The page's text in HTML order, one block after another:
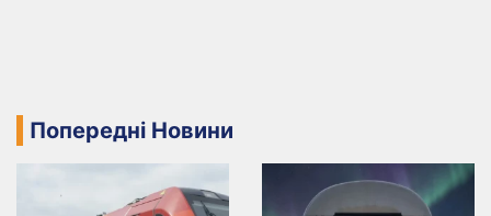
Попередні Новини